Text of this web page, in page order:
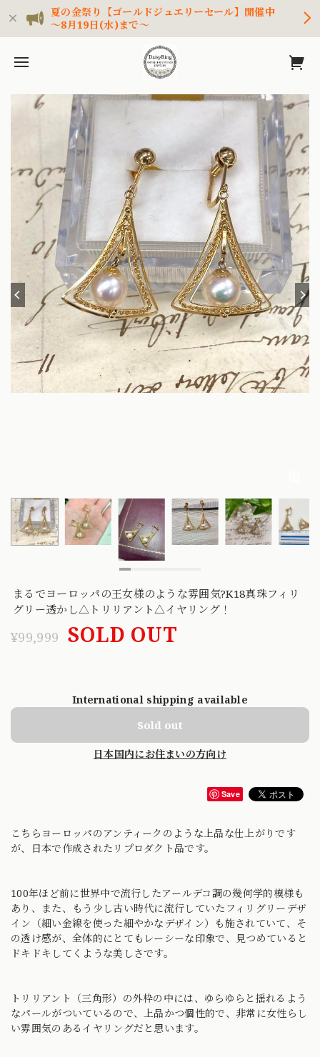
夏の金祭り【ゴールドジュエリーセール】開催中
～8月19日(水)まで～
まるでヨーロッパの王女様のような雰囲気?K18真珠フィリ
グリー透かし△トリリアント△イヤリング！
¥99,999 SOLD OUT
International shipping available
Sold out
日本国内にお住まいの方向け
Save
こちらヨーロッパのアンティークのような上品な仕上がりです
が、日本で作成されたリプロダクト品です。
100年ほど前に世界中で流行したアールデコ調の幾何学的模様も
あり、また、もう少し古い時代に流行していたフィリグリーデザ
イン（細い金線を使った細やかなデザイン）も施されていて、そ
の透け感が、全体的にとてもレーシーな印象で、見つめていると
ドキドキしてくような美しさです。
トリリアント（三角形）の外枠の中には、ゆらゆらと揺れるよう
なパールがついているので、上品かつ個性的で、非常に女性らし
い雰囲気のあるイヤリングだと思います。